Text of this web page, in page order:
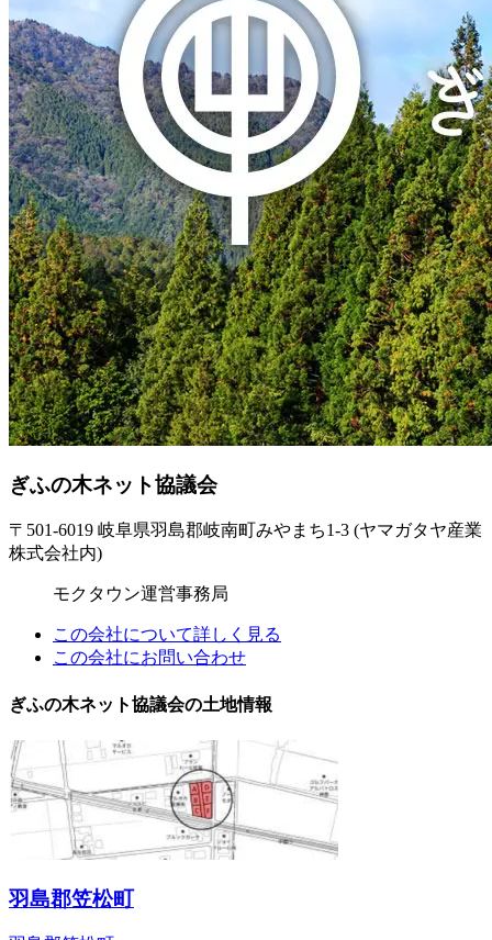
ぎふの木ネット協議会
〒501-6019 岐阜県羽島郡岐南町みやまち1-3 (ヤマガタヤ産業
株式会社内)
モクタウン運営事務局
この会社について詳しく見る
この会社にお問い合わせ
ぎふの木ネット協議会の土地情報
羽島郡笠松町